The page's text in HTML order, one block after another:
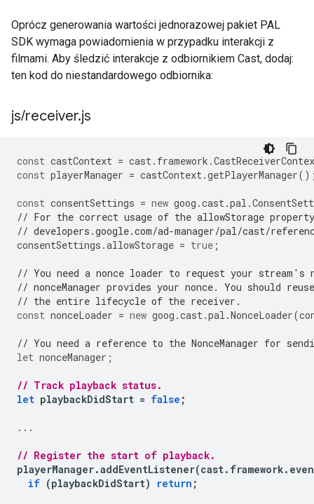
Oprócz generowania wartości jednorazowej pakiet PAL
SDK wymaga powiadomienia w przypadku interakcji z
filmami. Aby śledzić interakcje z odbiornikiem Cast, dodaj:
ten kod do niestandardowego odbiornika:
js/receiver.js
const castContext = cast. framework .
const playerManager = castContext.getPlayerManager
const consentSettings = new goog .cast.pal .
// For the correct usage of the allowStorage
// developers.google.com/ad-manager/pal/cast/
consentSettings .allowStorage = true ;
// You need a nonce loader to request your stream's
// nonceManager provides your nonce. You should
// the entire lifecycle of the receiver.
const nonceLoader = new goog .cast.pal .NonceLoader(
// You need a reference to the NonceManager for
let nonceManager ;
// Track playback status.
let playbackDidStart = false ;
...
// Register the start of playback.
playerManager.addEventListener(cast. framework.
if (playbackDidStart) return ;